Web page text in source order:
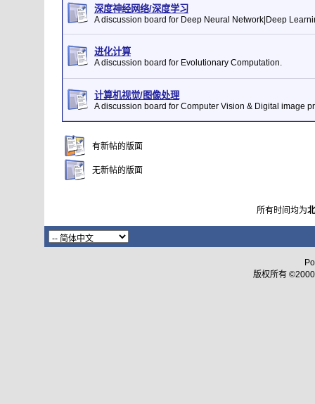
深度神经网络/深度学习
A discussion board for Deep Neural Network|Deep
进化计算
A discussion board for Evolutionary Computation.
计算机视觉/图像处理
A discussion board for Computer Vision & Digital image
有新帖的版面
无新帖的版面
所有时间均为
版权所有